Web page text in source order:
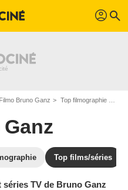
profil search
Filmo Bruno Ganz Top filmographie films de Bruno Ganz
Top films/séries
TV de Bruno Ganz